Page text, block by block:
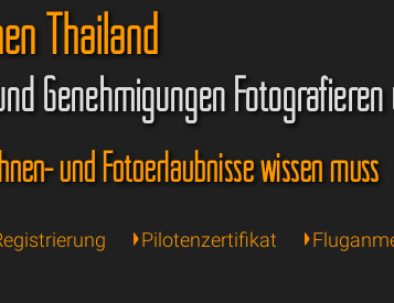
Thailand
Genehmigungen
und Fotoerlaubnisse wissen muss
Pilotenzertifikat